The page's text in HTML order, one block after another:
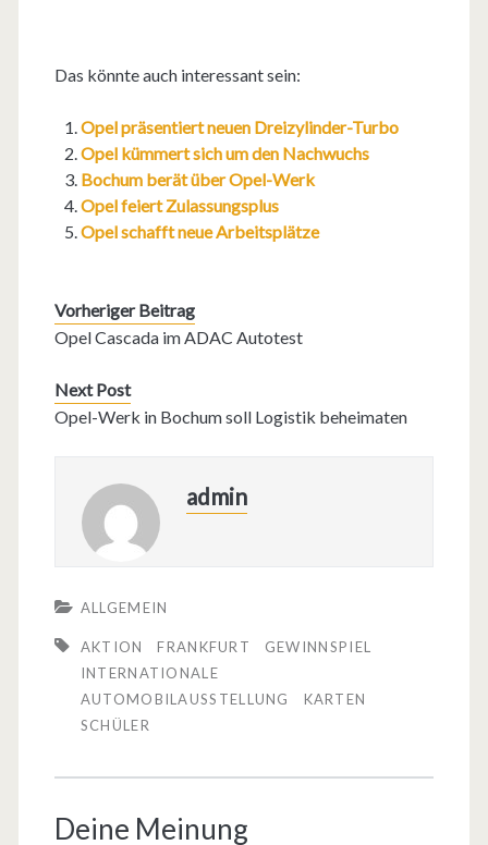
Das könnte auch interessant sein:
Opel präsentiert neuen Dreizylinder-Turbo
Opel kümmert sich um den Nachwuchs
Bochum berät über Opel-Werk
Opel feiert Zulassungsplus
Opel schafft neue Arbeitsplätze
Vorheriger Beitrag
Opel Cascada im ADAC Autotest
Next Post
Opel-Werk in Bochum soll Logistik beheimaten
admin
ALLGEMEIN
AKTION FRANKFURT
GEWINNSPIEL
INTERNATIONALE
AUTOMOBILAUSSTELLUNG
KARTEN
SCHÜLER
Deine Meinung